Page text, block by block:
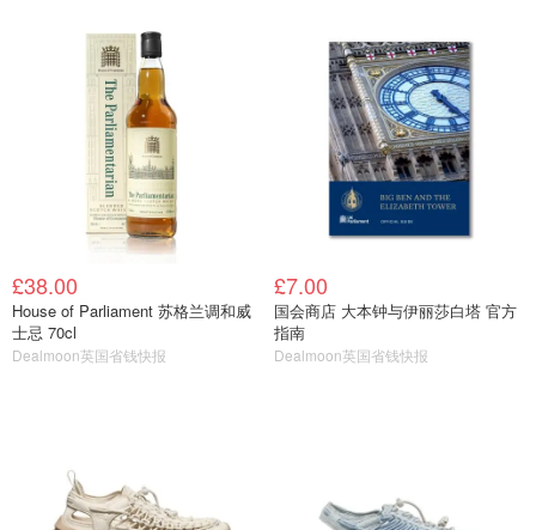
£38.00
House of Parliament 苏格兰调和威
士忌 70cl
Dealmoon英国省钱快报
£7.00
国会商店 大本钟与伊丽莎白塔 官方
指南
Dealmoon英国省钱快报